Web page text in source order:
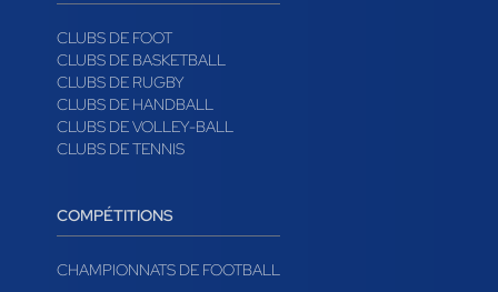
CLUBS DE FOOT
CLUBS DE BASKETBALL
CLUBS DE RUGBY
CLUBS DE HANDBALL
CLUBS DE VOLLEY-BALL
CLUBS DE TENNIS
COMPÉTITIONS
CHAMPIONNATS DE FOOTBALL